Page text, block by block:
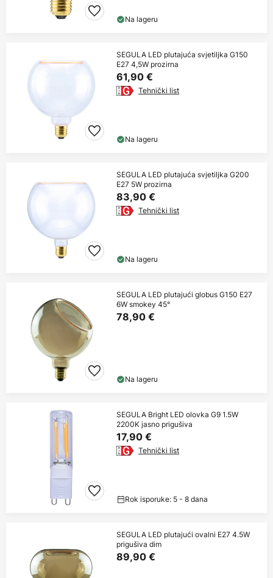
Na lageru
SEGULA LED plutajuća svjetiljka G150
E27 4,5W prozirna
61,90 €
Tehnički list
Na lageru
SEGULA LED plutajuća svjetiljka G200
E27 5W prozirna
83,90 €
Tehnički list
Na lageru
SEGULA LED plutajući globus G150 E27
6W smokey 45°
78,90 €
Na lageru
SEGULA Bright LED olovka G9 1.5W
2200K jasno prigušiva
17,90 €
Tehnički list
Rok isporuke: 5 - 8 dana
SEGULA LED plutajući ovalni E27 4.5W
prigušiva dim
89,90 €